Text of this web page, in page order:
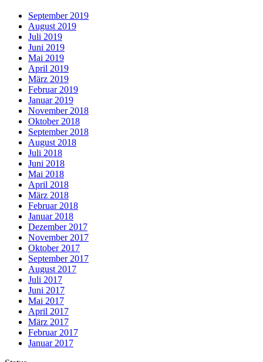
September 2019
August 2019
Juli 2019
Juni 2019
Mai 2019
April 2019
März 2019
Februar 2019
Januar 2019
November 2018
Oktober 2018
September 2018
August 2018
Juli 2018
Juni 2018
Mai 2018
April 2018
März 2018
Februar 2018
Januar 2018
Dezember 2017
November 2017
Oktober 2017
September 2017
August 2017
Juli 2017
Juni 2017
Mai 2017
April 2017
März 2017
Februar 2017
Januar 2017